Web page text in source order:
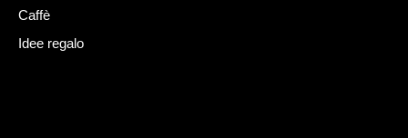
Caffè
Idee regalo